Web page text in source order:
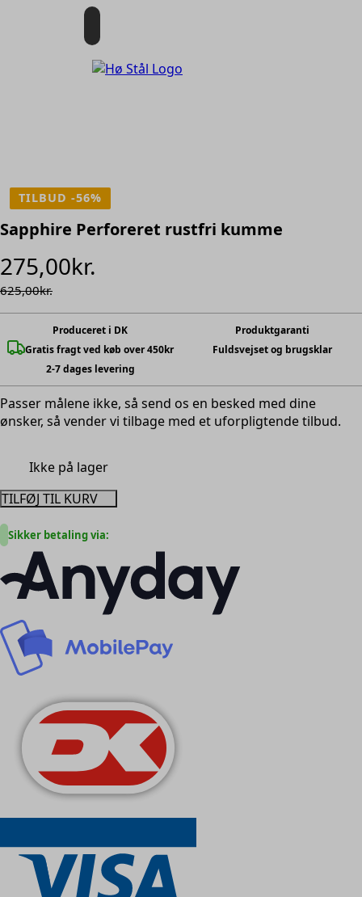
TILBUD -56%
Sapphire Perforeret rustfri kumme
625,00kr.
Den
oprindelige
var:
625,00kr..
275,00kr.
Den
aktuelle
er:
275,00kr..
Produceret i DK
Produktgaranti
Gratis fragt ved køb over 450kr
Fuldsvejset og brugsklar
2-7 dages levering
Passer målene ikke, så send os en besked med dine
ønsker, så vender vi tilbage med et uforpligtende tilbud.
Ikke på lager
TILFØJ TIL KURV
Sikker betaling via: